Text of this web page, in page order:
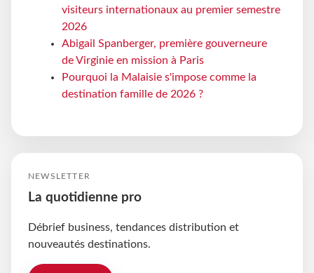
visiteurs internationaux au premier semestre
2026
Abigail Spanberger, première gouverneure
de Virginie en mission à Paris
Pourquoi la Malaisie s'impose comme la
destination famille de 2026 ?
NEWSLETTER
La quotidienne pro
Débrief business, tendances distribution et
nouveautés destinations.